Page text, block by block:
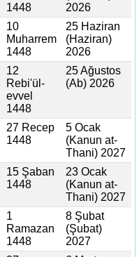
1448
2026
10
Muharrem
1448
25 Haziran
(Haziran)
2026
12
Rebi'ül-
evvel
1448
25 Ağustos
(Ab) 2026
27 Recep
1448
5 Ocak
(Kanun at-
Thani) 2027
15 Şaban
1448
23 Ocak
(Kanun at-
Thani) 2027
1
Ramazan
1448
8 Şubat
(Şubat)
2027